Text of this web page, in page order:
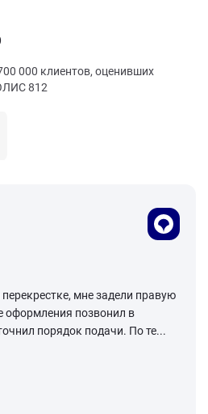
000 клиентов, оценивших
812
мне задели правую
позвонил в
порядок подачи. По те...